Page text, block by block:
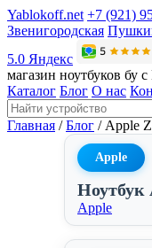
Yablokoff.net +7 (921)
Звенигородская
5.0 Яндекс
магазин ноутбуков бу
Каталог Блог О нас
Главная / Блог / Apple
Apple
Ноутбук
Apple